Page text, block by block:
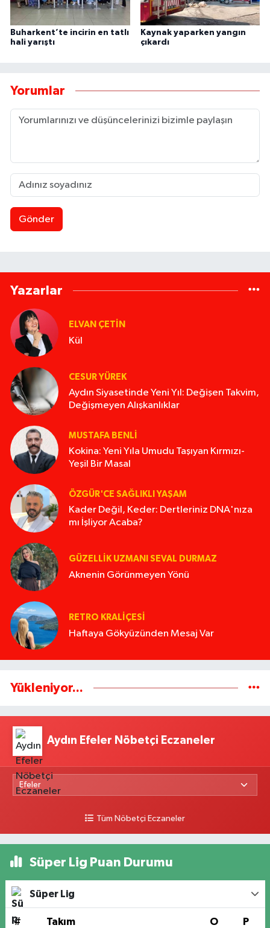
Buharkent’te incirin en tatlı
hali yarıştı
Kaynak yaparken yangın
çıkardı
Yorumlar
Gönder
Yazarlar
ELVAN ÇETIN
Kül
CESUR YÜREK
Aydın Siyasetinde Yeni Yıl: Değişen Takvim,
Değişmeyen Alışkanlıklar
MUSTAFA BENLI
Kokina: Yeni Yıla Umudu Taşıyan Kırmızı-
Yeşil Bir Masal
ÖZGÜR'CE SAĞLIKLI YAŞAM
Kader Değil, Keder: Dertleriniz DNA'nıza
mı İşliyor Acaba?
GÜZELLIK UZMANI SEVAL DURMAZ
Aknenin Görünmeyen Yönü
RETRO KRALIÇESI
Haftaya Gökyüzünden Mesaj Var
Yükleniyor...
Aydın Efeler Nöbetçi Eczaneler
Tüm Nöbetçi Eczaneler
Süper Lig Puan Durumu
Süper Lig
# Takım O P